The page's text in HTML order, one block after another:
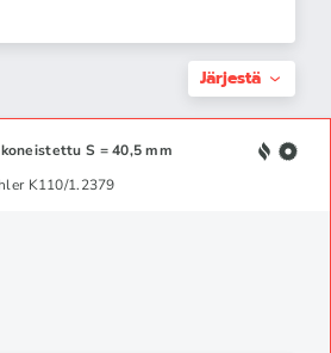
Järjestä
S = 40,5 mm
K110/1.2379